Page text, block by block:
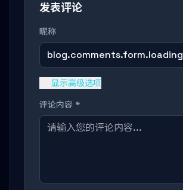
发表评论
昵称
blog.comments.form.loading
显示高级选项
评论内容 *